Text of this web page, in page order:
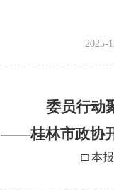
2025-
委员行动
——桂林市政协
□ 本